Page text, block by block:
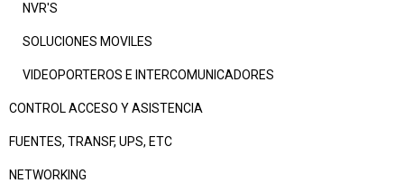
NVR'S
SOLUCIONES MOVILES
VIDEOPORTEROS E INTERCOMUNICADORES
CONTROL ACCESO Y ASISTENCIA
FUENTES, TRANSF, UPS, ETC
NETWORKING